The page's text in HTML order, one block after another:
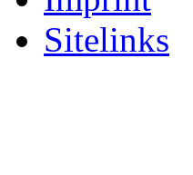
Sitelinks